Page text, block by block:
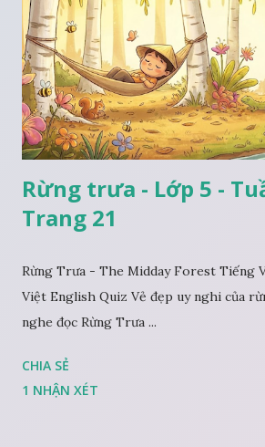
Rừng trưa - Lớp 5 -
Trang 21
Rừng Trưa - The Midday Forest Tiếng
Việt English Quiz Vẻ đẹp uy nghi của
nghe đọc Rừng Trưa ...
CHIA SẺ
1 NHẬN XÉT